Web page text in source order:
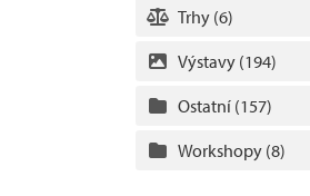
Trhy (6)
Výstavy (194)
Ostatní (157)
Workshopy (8)